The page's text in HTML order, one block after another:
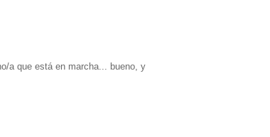
a que está en marcha... bueno, y